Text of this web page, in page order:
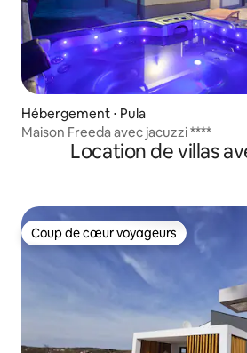
Hébergement ⋅ Pula
Maison Freeda avec jacuzzi ****
Location de villas
Coup de cœur voyageurs
Coup de cœur voyageurs